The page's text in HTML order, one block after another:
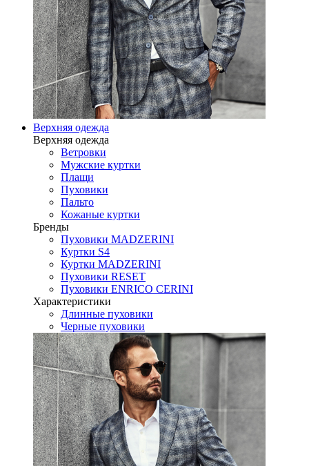
Верхняя одежда
Верхняя одежда
Ветровки
Мужские куртки
Плащи
Пуховики
Пальто
Кожаные куртки
Бренды
Пуховики MADZERINI
Куртки S4
Куртки MADZERINI
Пуховики RESET
Пуховики ENRICO CERINI
Характеристики
Длинные пуховики
Черные пуховики